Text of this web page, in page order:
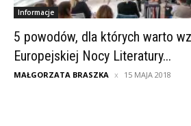
Informacje
5 powodów, dla których warto
Europejskiej Nocy Literatury...
MAŁGORZATA BRASZKA 15 MAJA 2018